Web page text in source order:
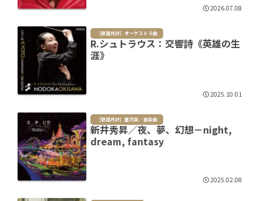
2026.07.08
［新譜月評］オーケストラ曲
R.シュトラウス：交響詩《英雄の生
涯》
2025.10.01
［新譜月評］室内楽／器楽曲
新井秀昇／夜、夢、幻想－night,
dream, fantasy
2025.02.08